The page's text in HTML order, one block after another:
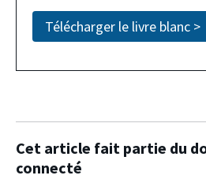
Télécharger le livre blanc >
Cet article fait partie du
connecté